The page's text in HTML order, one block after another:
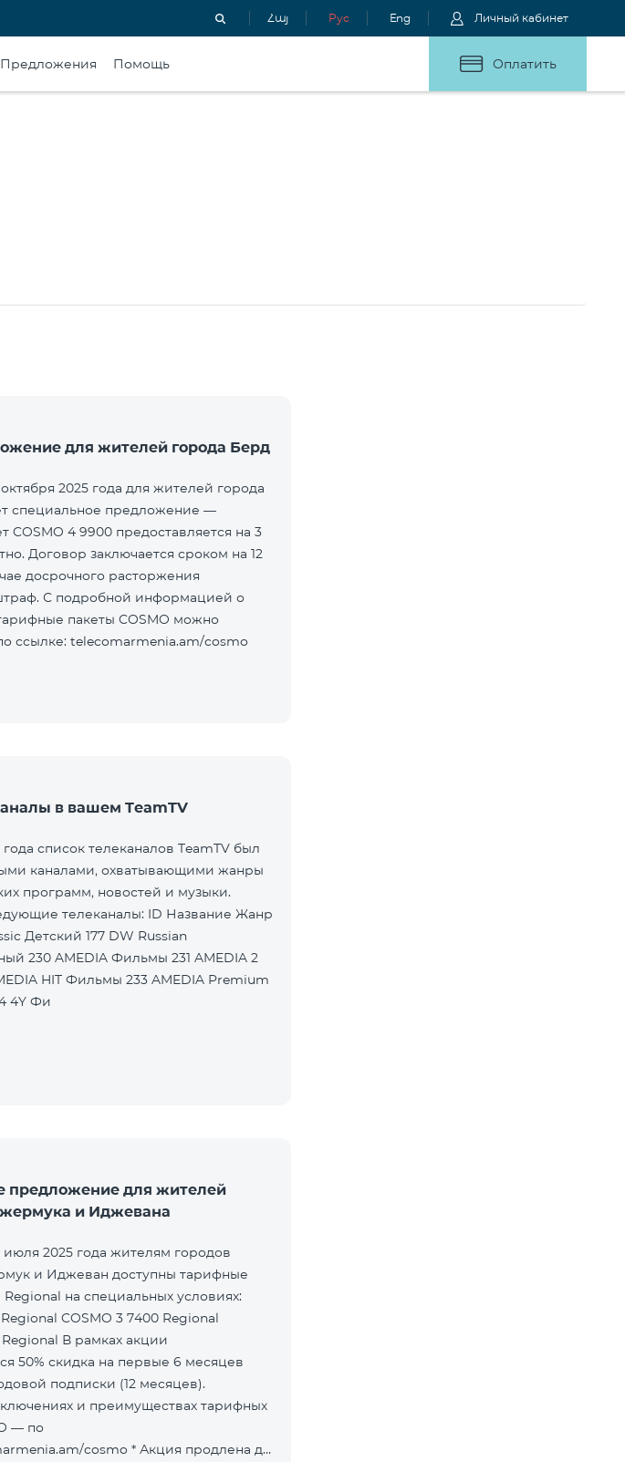
Հայ Рус Eng Личный кабинет
Предложения Помощь Оплатить
для жителей города Берд
2025 года для жителей города
специальное предложение —
COSMO 4 9900 предоставляется на 3
Договор заключается сроком на 12
досрочного расторжения
С подробной информацией о
пакеты COSMO можно
ссылке: telecomarmenia.am/cosmo
в вашем TeamTV
список телеканалов TeamTV был
каналами, охватывающими жанры
программ, новостей и музыки.
ID Название Жанр
2
HD Фильмы 234 4Y Фи
предложение для жителей
и Иджевана
июля 2025 года жителям городов
и Иджеван доступны тарифные
Regional на специальных условиях:
COSMO 3 7400 Regional
акции
50% скидка на первые 6 месяцев
подписки (12 месяцев).
и преимуществах тарифных
— по
cosmo * Акция продлена до